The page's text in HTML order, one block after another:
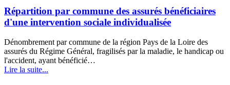
Répartition par commune des assurés bénéficiaires
d'une intervention sociale individualisée
Dénombrement par commune de la région Pays de la Loire des
assurés du Régime Général, fragilisés par la maladie, le handicap ou
l'accident, ayant bénéficié…
Lire la suite...